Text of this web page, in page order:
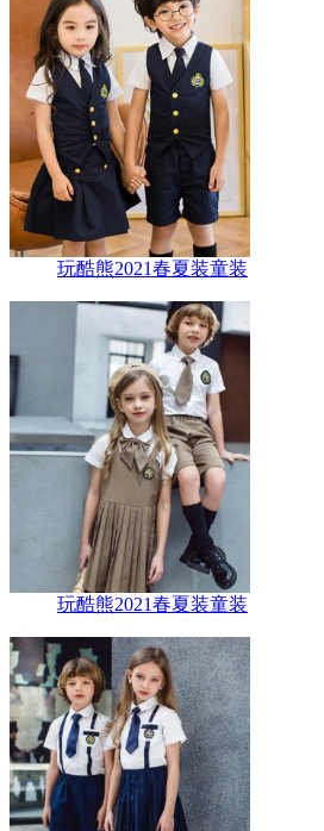
玩酷熊2021春夏装童装
玩酷熊2021春夏装童装